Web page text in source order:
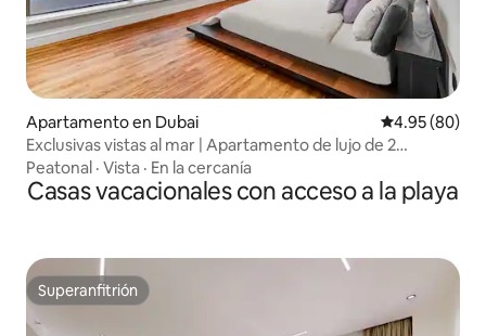
Apartamento en Dubai Calificación
4.95 (80)
Exclusivas vistas al mar | Apartamento de lujo de 2
dormitorios | JBR | Rimal 6
Peatonal · Vista · En la cercanía
Casas vacacionales con acceso a la playa
Superanfitrión
Superanfitrión